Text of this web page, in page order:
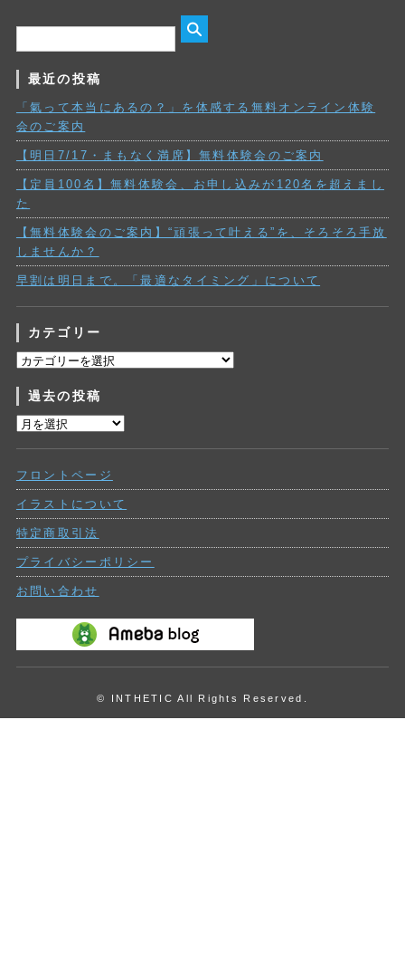
最近の投稿
「氣って本当にあるの？」を体感する無料オンライン体験
会のご案内
【明日7/17・まもなく満席】無料体験会のご案内
【定員100名】無料体験会、お申し込みが120名を超えまし
た
【無料体験会のご案内】“頑張って叶える”を、そろそろ手放
しませんか？
早割は明日まで。「最適なタイミング」について
カテゴリー
カ
ゴ
リ
ー
過去の投稿
過
投
稿
フロントページ
イラストについて
特定商取引法
プライバシーポリシー
お問い合わせ
© INTHETIC All Rights Reserved.